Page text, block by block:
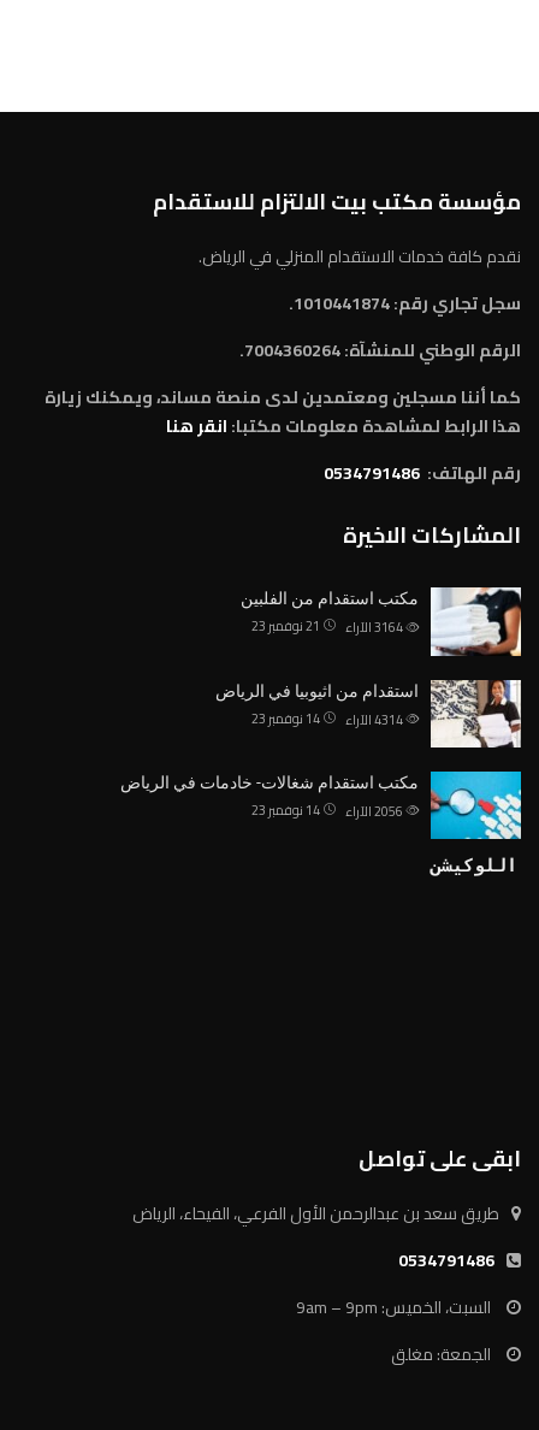
مؤسسة مكتب بيت الالتزام للاستقدام
نقدم كافة خدمات الاستقدام المنزلي في الرياض.
سجل تجاري رقم: 1010441874.
الرقم الوطني للمنشآة:7004360264.
كما أننا مسجلين ومعتمدين لدى منصة مساند، ويمكنك زيارة
هذا الرابط لمشاهدة معلومات مكتبا:انقر هنا
رقم الهاتف: 0534791486
المشاركات الاخيرة
مكتب استقدام من الفلبين
21 نوفمبر 23 الآراء
استقدام من اثيوبيا في الرياض
14 نوفمبر 23 الآراء
مكتب استقدام شغالات- خادمات في الرياض
14 نوفمبر 23 الآراء
اللوكيشن
ابقى على تواصل
طريق سعد بن عبدالرحمن الأول الفرعي، الفيحاء، الرياض
0534791486
السبت، الخميس: 9am – 9pm
الجمعة: مغلق